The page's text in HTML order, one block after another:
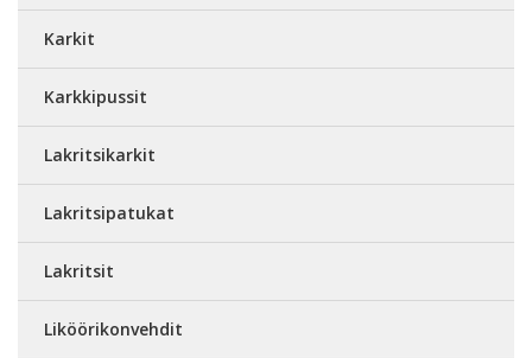
Karkit
Karkkipussit
Lakritsikarkit
Lakritsipatukat
Lakritsit
Liköörikonvehdit